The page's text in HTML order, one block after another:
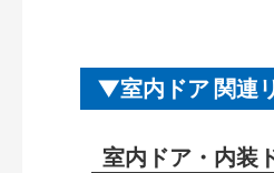
室内ドア 関連
室内ドア・内装